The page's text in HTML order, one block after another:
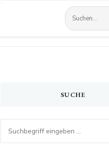
SUCHE
Looking
for